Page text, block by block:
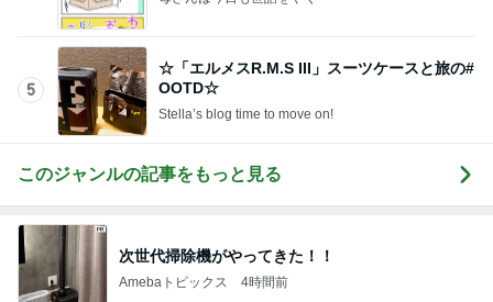
だいた 夫を見送る息子の変化
Amebaトピックス
[PR]夏の旅行3泊4日のコーデ
Amebaトピックス 1日前